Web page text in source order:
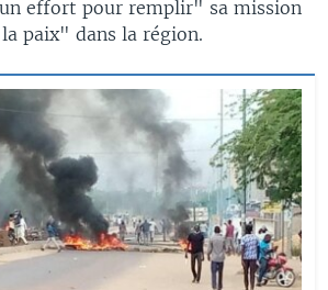
effort pour remplir" sa mission
paix" dans la région.